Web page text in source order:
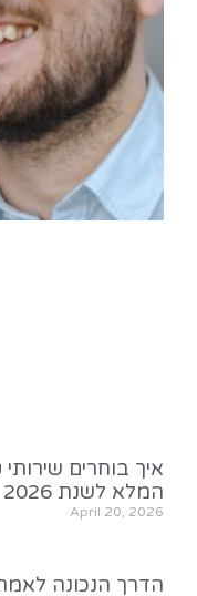
איך בוחרים
המלא לשנת 2026
April 20, 2026
הדרך הנכונה לאמת